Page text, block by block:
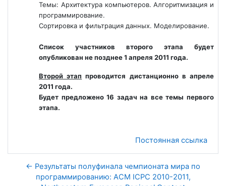
Темы: Архитектура компьютеров. Алгоритмизация и
программирование.
Сортировка и фильтрация данных. Моделирование.
Список участников второго этапа будет
опубликован не позднее 1 апреля 2011 года.
Второй этап проводится дистанционно в апреле
2011 года.
Будет предложено 16 задач на все темы первого
этапа.
Постоянная ссылка
← Результаты полуфинала чемпионата мира по
программированию: ACM ICPC 2010-2011,